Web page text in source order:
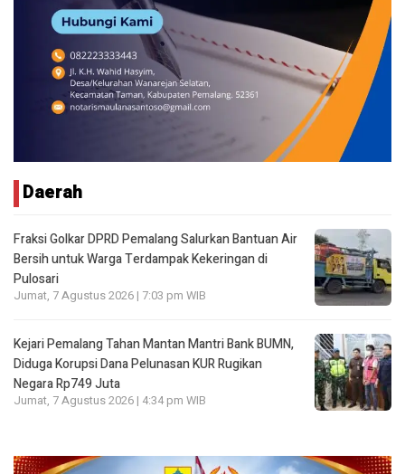
Daerah
Fraksi Golkar DPRD Pemalang Salurkan Bantuan Air
Bersih untuk Warga Terdampak Kekeringan di
Pulosari
Jumat, 7 Agustus 2026 | 7:03 pm WIB
Kejari Pemalang Tahan Mantan Mantri Bank BUMN,
Diduga Korupsi Dana Pelunasan KUR Rugikan
Negara Rp749 Juta
Jumat, 7 Agustus 2026 | 4:34 pm WIB